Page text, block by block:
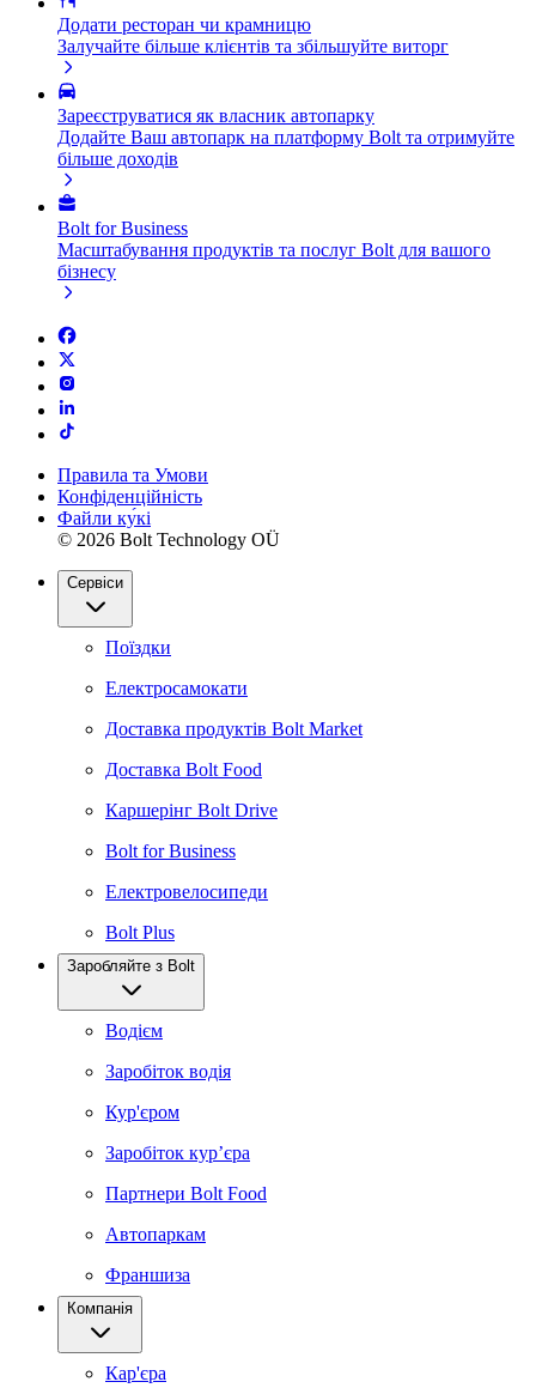
Додати ресторан чи крамницю
Залучайте більше клієнтів та збільшуйте виторг
Зареєструватися як власник автопарку
Додайте Ваш автопарк на платформу Bolt та отримуйте
більше доходів
Bolt for Business
Масштабування продуктів та послуг Bolt для вашого
бізнесу
Правила та Умови
Конфіденційність
Файли ку́кі
© 2026 Bolt Technology OÜ
Сервіси
Поїздки
Електросамокати
Доставка продуктів Bolt Market
Доставка Bolt Food
Каршерінг Bolt Drive
Bolt for Business
Електровелосипеди
Bolt Plus
Заробляйте з Bolt
Водієм
Заробіток водія
Кур'єром
Заробіток курʼєра
Партнери Bolt Food
Автопаркам
Франшиза
Компанія
Кар'єра